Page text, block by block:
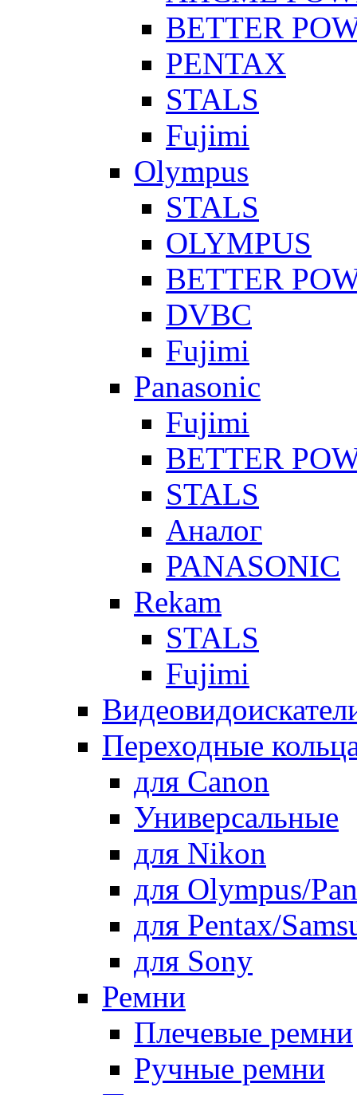
BETTER
PENTAX
STALS
Fujimi
Olympus
STALS
OLYMPUS
BETTER
DVBC
Fujimi
Panasonic
Fujimi
BETTER
STALS
Аналог
PANASONIC
Rekam
STALS
Fujimi
Переходные
для Canon
Универсальные
для Nikon
для Olympus/
для Pentax/
для Sony
Ремни
Плечевые ремни
Ручные ремни